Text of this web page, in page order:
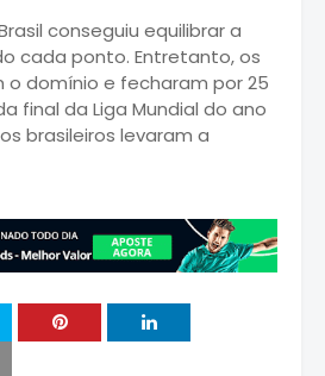
conseguiu equilibrar a
cada ponto. Entretanto, os
o domínio e fecharam por 25
final da Liga Mundial do ano
brasileiros levaram a